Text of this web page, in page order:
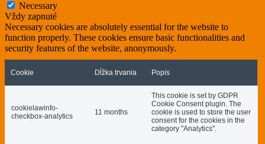
Necessary
Vždy zapnuté
Necessary cookies are absolutely essential for the website to
function properly. These cookies ensure basic functionalities and
security features of the website, anonymously.
Cookie Dĺžka trvania Popis
cookielawinfo-
checkbox-analytics
11 months
This cookie is set by GDPR
Cookie Consent plugin. The
cookie is used to store the user
consent for the cookies in the
category "Analytics".